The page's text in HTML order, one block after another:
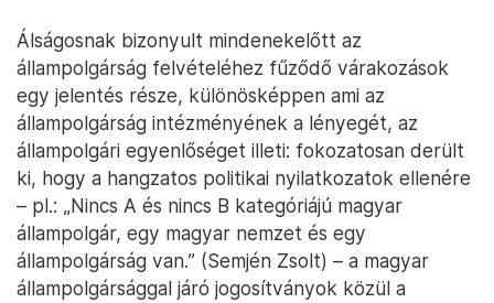
Álságosnak bizonyult mindenekelőtt az
állampolgárság felvételéhez fűződő várakozások
egy jelentés része, különösképpen ami az
állampolgárság intézményének a lényegét, az
állampolgári egyenlőséget illeti: fokozatosan derült
ki, hogy a hangzatos politikai nyilatkozatok ellenére
– pl.: „Nincs A és nincs B kategóriájú magyar
állampolgár, egy magyar nemzet és egy
állampolgárság van.” (Semjén Zsolt) – a magyar
állampolgársággal járó jogosítványok közül a